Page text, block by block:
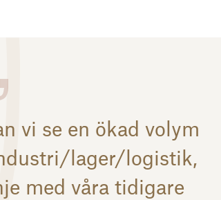
vi se en ökad volym
lager/logistik,
med våra tidigare